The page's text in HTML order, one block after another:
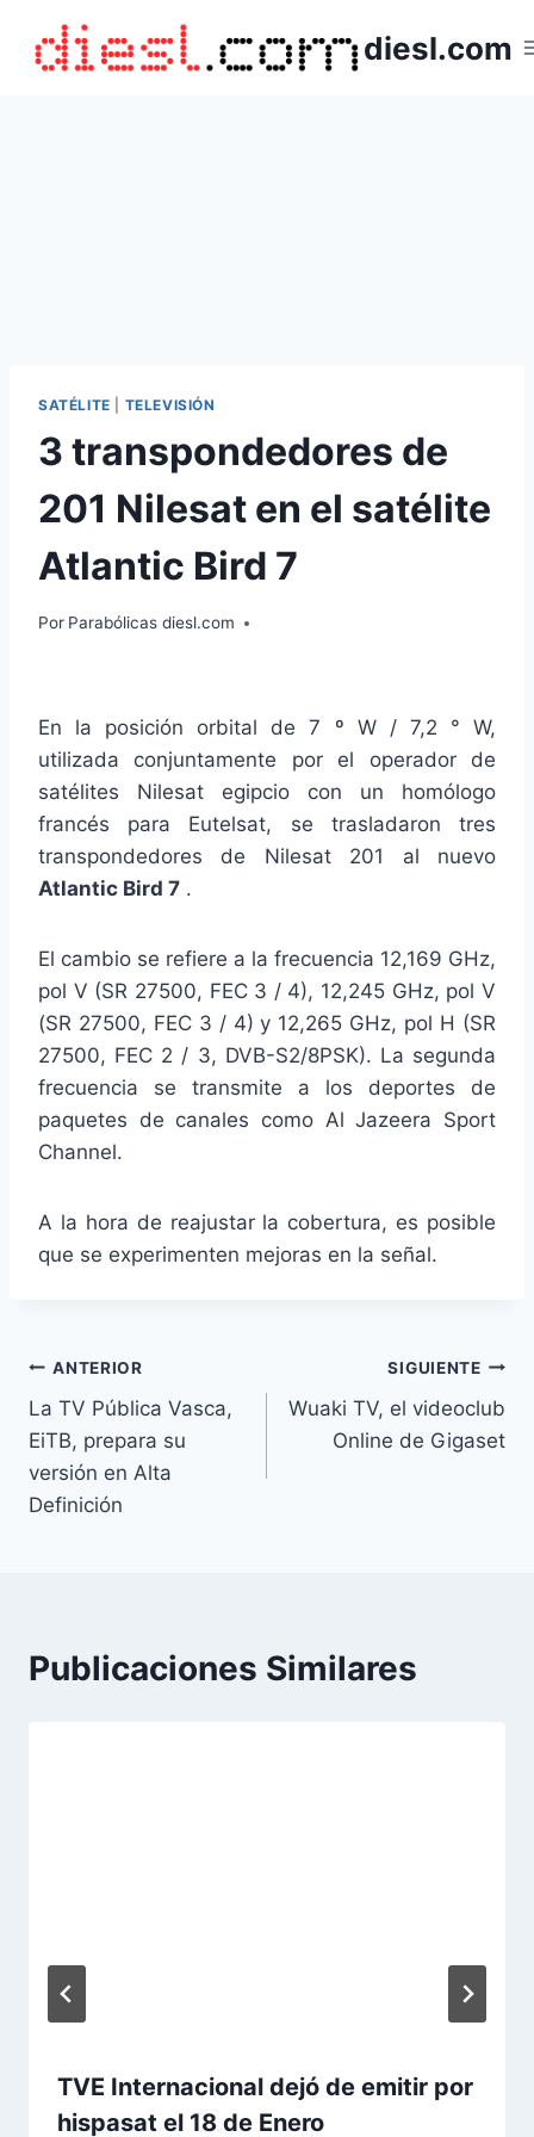
contenido
diesl.com
SATÉLITE TELEVISIÓN
3 transpondedores de
201 Nilesat en el satélite
Atlantic Bird 7
Por Parabólicas diesl.com
En la posición orbital de 7 º W / 7,2 ° W,
utilizada conjuntamente por el operador de
satélites Nilesat egipcio con un homólogo
francés para Eutelsat, se trasladaron tres
transpondedores de Nilesat 201 al nuevo
Atlantic Bird 7 .
El cambio se refiere a la frecuencia 12,169 GHz,
pol V (SR 27500, FEC 3 / 4), 12,245 GHz, pol V
(SR 27500, FEC 3 / 4) y 12,265 GHz, pol H (SR
27500, FEC 2 / 3, DVB-S2/8PSK). La segunda
frecuencia se transmite a los deportes de
paquetes de canales como Al Jazeera Sport
Channel.
A la hora de reajustar la cobertura, es posible
que se experimenten mejoras en la señal.
Navegación
de
entradas
ANTERIOR
La TV Pública Vasca,
EiTB, prepara su
versión en Alta
Definición
SIGUIENTE
Wuaki TV, el videoclub
Online de Gigaset
Publicaciones Similares
TVE Internacional dejó de emitir por
hispasat el 18 de Enero